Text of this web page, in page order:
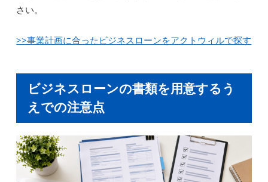
さい。
>>事業計画に合ったビジネスローンをアクトウィルで探す
ビジネスローンの書類を用意するう
えでの注意点